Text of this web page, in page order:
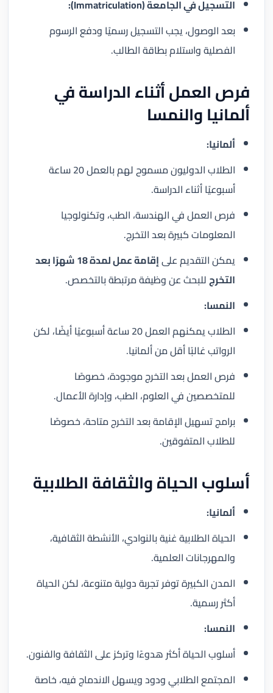
التسجيل في الجامعة (Immatriculation):
بعد الوصول، يجب التسجيل رسميًا ودفع الرسوم
الفصلية واستلام بطاقة الطالب.
فرص العمل أثناء الدراسة في
ألمانيا والنمسا
ألمانيا:
الطلاب الدوليون مسموح لهم بالعمل 20 ساعة
أسبوعيًا أثناء الدراسة.
فرص العمل في الهندسة، الطب، وتكنولوجيا
المعلومات كبيرة بعد التخرج.
يمكن التقديم على
إقامة عمل لمدة 18 شهرًا بعد
التخرجللبحث عن وظيفة مرتبطة بالتخصص.
النمسا:
الطلاب يمكنهم العمل 20 ساعة أسبوعيًا أيضًا، لكن
الرواتب غالبًا أقل من ألمانيا.
فرص العمل بعد التخرج موجودة، خصوصًا
للمتخصصين في العلوم، الطب، وإدارة الأعمال.
برامج تسهيل الإقامة بعد التخرج متاحة، خصوصًا
للطلاب المتفوقين.
أسلوب الحياة والثقافة الطلابية
ألمانيا:
الحياة الطلابية غنية بالنوادي، الأنشطة الثقافية،
والمهرجانات العلمية.
المدن الكبيرة توفر تجربة دولية متنوعة، لكن الحياة
أكثر رسمية.
النمسا:
أسلوب الحياة أكثر هدوءًا وتركز على الثقافة والفنون.
المجتمع الطلابي ودود ويسهل الاندماج فيه، خاصة